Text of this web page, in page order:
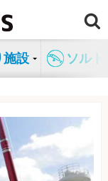
施設 ソル